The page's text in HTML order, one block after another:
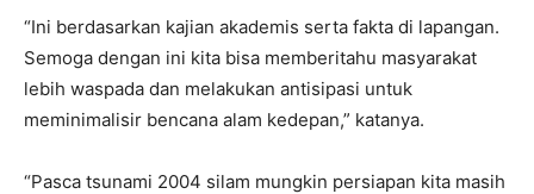
“Ini berdasarkan kajian akademis serta fakta di lapangan.
Semoga dengan ini kita bisa memberitahu masyarakat
lebih waspada dan melakukan antisipasi untuk
meminimalisir bencana alam kedepan,” katanya.
“Pasca tsunami 2004 silam mungkin persiapan kita masih